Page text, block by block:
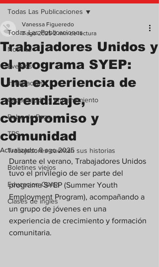
Todas Las Publicaciones
Noticias
Eventos
Inmigración
Capacitación y entrenamiento
Robo de Pago
TPS
Trabajadores cuentan sus historias
Boletines viejos
Educacion Civica
Clases de ingles
Todas Las Publicaciones
Trabajadores Unidos y
el programa SYEP:
Una experiencia de
aprendizaje,
compromiso y
comunidad
Vanessa Figueredo
7 ago 2025 2 min de lectura
Actualizado:8 ago 2025
Durante el verano, Trabajadores Unidos
tuvo el privilegio de ser parte del
programa SYEP (Summer Youth
Employment Program), acompañando a
un grupo de jóvenes en una
experiencia de crecimiento y formación
comunitaria.